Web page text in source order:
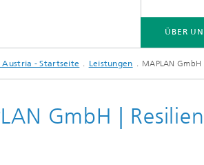
ÜBER
Austria - Startseite Leistungen MAPLAN
GmbH |